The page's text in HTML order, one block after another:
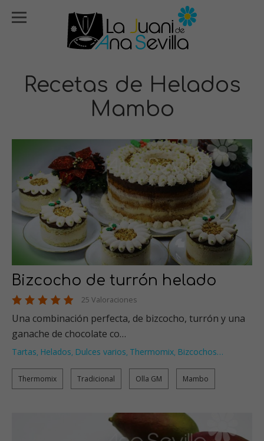
Recetas de Helados
Mambo
Bizcocho de turrón helado
25 Valoraciones
Una combinación perfecta, de bizcocho, turrón y una
ganache de chocolate co…
Tartas, Helados, Dulces varios, Thermomix, Bizcochos…
Thermomix Tradicional Olla GM Mambo